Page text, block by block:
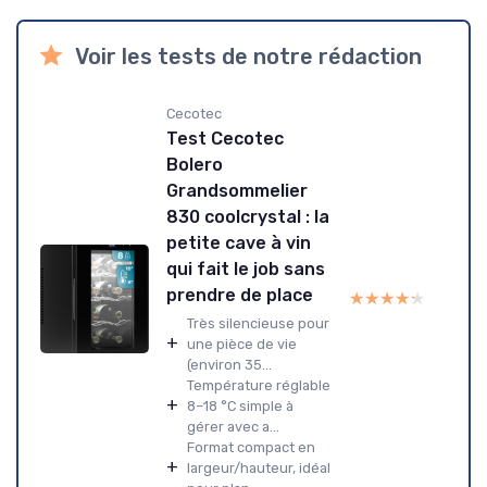
Voir les tests de notre rédaction
Cecotec
Test Cecotec
Bolero
Grandsommelier
830 coolcrystal : la
petite cave à vin
qui fait le job sans
prendre de place
+
Très silencieuse pour
une pièce de vie
(environ 35...
+
Température réglable
8–18 °C simple à
gérer avec a...
+
Format compact en
largeur/hauteur, idéal
★★★★★
★★★★★